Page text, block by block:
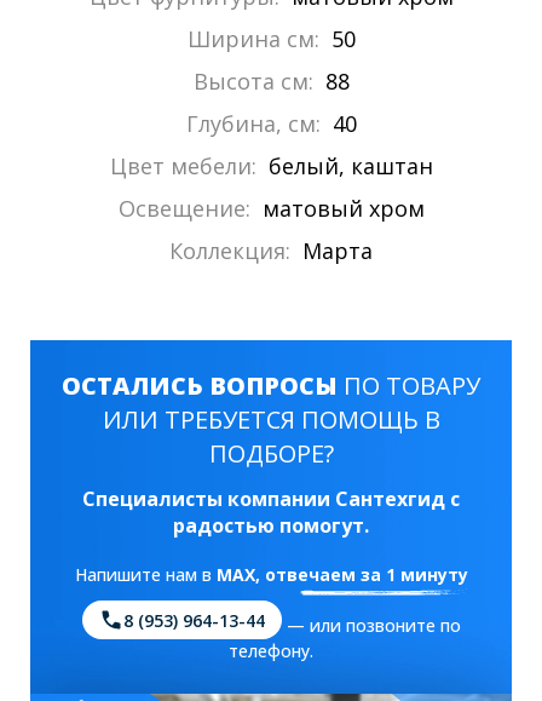
Ширина см: 50
Высота см: 88
Глубина, см: 40
Цвет мебели: белый, каштан
Освещение: матовый хром
Коллекция: Марта
ОСТАЛИСЬ ВОПРОСЫ ПО ТОВАРУ
ИЛИ ТРЕБУЕТСЯ ПОМОЩЬ В
ПОДБОРЕ?
Специалисты компании Сантехгид с
радостью помогут.
Напишите нам в MAX, отвечаем за 1 минуту
8 (953) 964-13-44
— или позвоните по
телефону.